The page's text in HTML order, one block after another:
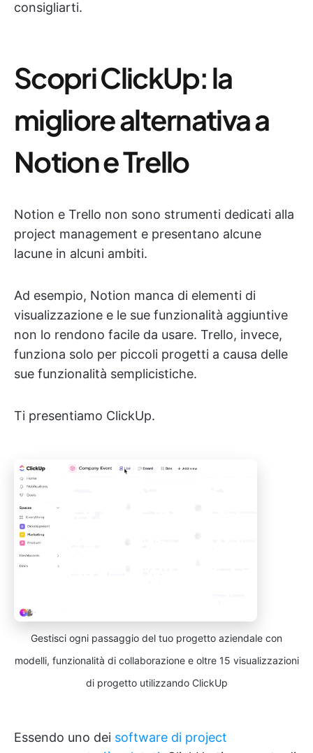
consigliarti.
Scopri ClickUp: la
migliore alternativa a
Notion e Trello
Notion e Trello non sono strumenti dedicati alla
project management e presentano alcune
lacune in alcuni ambiti.
Ad esempio, Notion manca di elementi di
visualizzazione e le sue funzionalità aggiuntive
non lo rendono facile da usare. Trello, invece,
funziona solo per piccoli progetti a causa delle
sue funzionalità semplicistiche.
Ti presentiamo ClickUp.
Gestisci ogni passaggio del tuo progetto aziendale con
modelli, funzionalità di collaborazione e oltre 15 visualizzazioni
di progetto utilizzando ClickUp
Essendo uno dei software di project